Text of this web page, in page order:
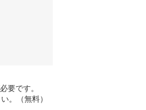
要です。
。（無料）